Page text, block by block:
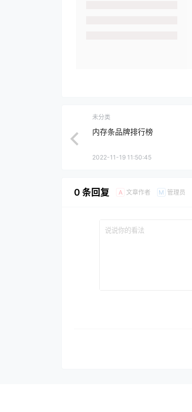
未分类
内存条品牌排行榜
2022-11-19 11:50:45
0 条回复 A 文章作者 M 管理员